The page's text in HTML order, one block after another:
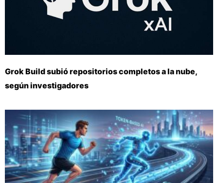
Grok Build subió repositorios completos a la nube,
según investigadores